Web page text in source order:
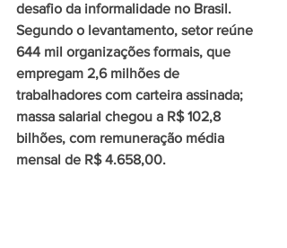
desafio da informalidade no Brasil.
Segundo o levantamento, setor reúne
644 mil organizações formais, que
empregam 2,6 milhões de
trabalhadores com carteira assinada;
massa salarial chegou a R$ 102,8
bilhões, com remuneração média
mensal de R$ 4.658,00.